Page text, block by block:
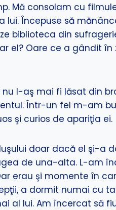
Mă consolam cu
Începuse să
biblioteca din
el? Oare ce a gândit în
l-aş mai fi lăsat din
Într-un fel m-am
şi curios de apariţia ei.
doar dacă el şi-a
de una-alta. L-am
erau şi momente în
a dormit numai cu
al lui. Am încercat să